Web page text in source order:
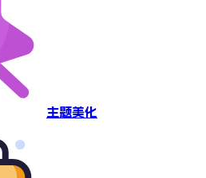
主题美化